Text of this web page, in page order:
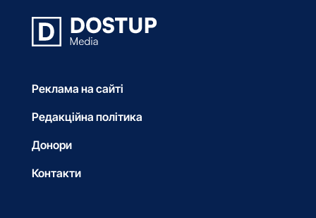
Реклама на сайті
Редакційна політика
Донори
Контакти